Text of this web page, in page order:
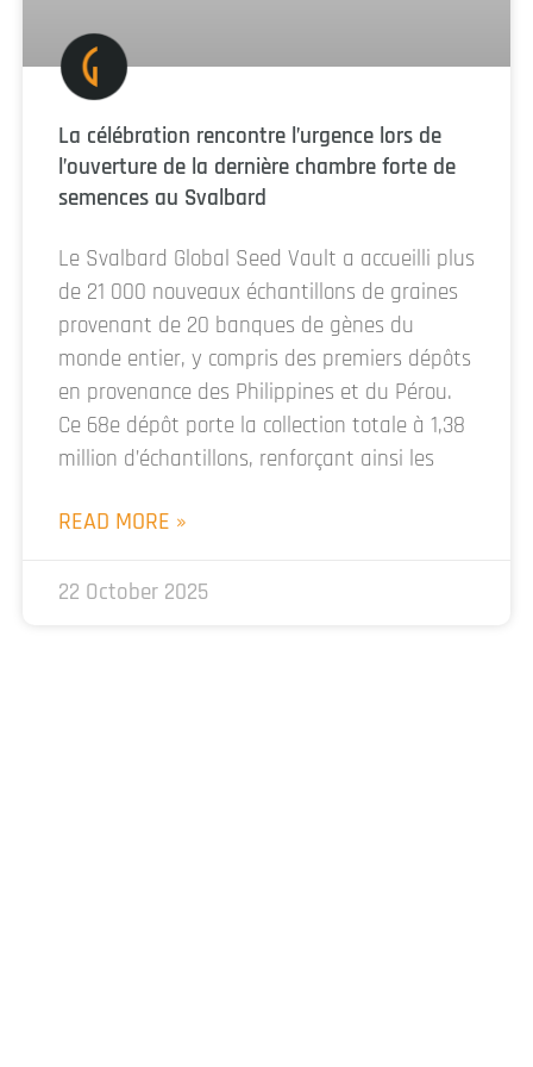
La célébration rencontre l’urgence lors de
l’ouverture de la dernière chambre forte de
semences au Svalbard
Le Svalbard Global Seed Vault a accueilli plus
de 21 000 nouveaux échantillons de graines
provenant de 20 banques de gènes du
monde entier, y compris des premiers dépôts
en provenance des Philippines et du Pérou.
Ce 68e dépôt porte la collection totale à 1,38
million d’échantillons, renforçant ainsi les
READ MORE »
22 October 2025